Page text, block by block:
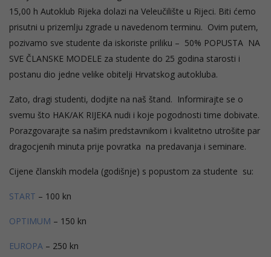
15,00 h Autoklub Rijeka dolazi na Veleučilište u Rijeci. Biti ćemo
prisutni u prizemlju zgrade u navedenom terminu. Ovim putem,
pozivamo sve studente da iskoriste priliku – 50% POPUSTA NA
SVE ČLANSKE MODELE za studente do 25 godina starosti i
postanu dio jedne velike obitelji Hrvatskog autokluba.
Zato, dragi studenti, dodjite na naš štand. Informirajte se o
svemu što HAK/AK RIJEKA nudi i koje pogodnosti time dobivate.
Porazgovarajte sa našim predstavnikom i kvalitetno utrošite par
dragocjenih minuta prije povratka na predavanja i seminare.
Cijene članskih modela (godišnje) s popustom za studente su:
START – 100 kn
OPTIMUM – 150 kn
EUROPA – 250 kn